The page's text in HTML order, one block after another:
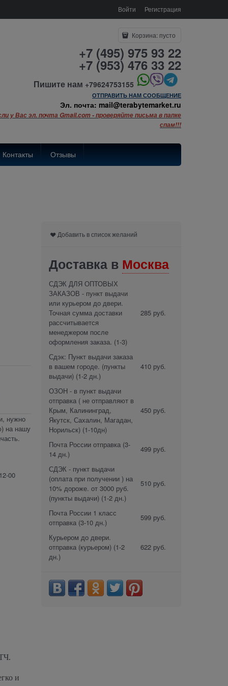
Войти Регистрация
Корзина: пусто
+7 (495) 975 93 22
+7 (953) 476 33 22
Пишите нам +79624753155
ОТПРАВИТЬ НАМ СООБЩЕНИЕ
Эл. почта: mail@terabytemarket.ru
у Вас эл. почта Gmail.com - проверяйте письма в папке
спам!!!
Контакты Отзывы
нужно
на нашу
00
и
Добавить в список желаний
Доставка в Москва
СДЭК ДЛЯ ОПТОВЫХ
ЗАКАЗОВ - пункт выдачи
или курьером до двери.
Точная сумма доставки
рассчитывается
менеджером после
оформления заказа. (1-3)
285 руб.
Сдэк: Пункт выдачи заказа
в вашем городе. (пункты
выдачи) (1-2 дн.)
410 руб.
ОЗОН - в пункт выдачи
отправка ( не отправляют в
Крым, Калининград,
Якутск, Сахалин, Магадан,
Норильск) (1-10дн)
450 руб.
Почта России отправка (3-
14 дн.)
499 руб.
СДЭК - пункт выдачи
(оплата при получении ) на
10% дороже. от 3000 руб.
(пункты выдачи) (1-2 дн.)
510 руб.
Почта России 1 класс
отправка (3-10 дн.)
599 руб.
Курьером до двери.
отправка (курьером) (1-2
дн.)
622 руб.